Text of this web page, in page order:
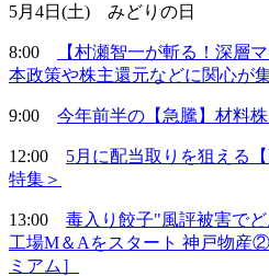
5月4日(土) みどりの日
8:00
【村瀬智一が斬る！深層
本政策や株主還元などに関心が
9:00 今年前半の【急騰】材料
12:00 5月に配当取りを狙える
特集＞
13:00 毒入り餃子"風評被害で
工場M＆Aをスタート 神戸物産
ミアム］